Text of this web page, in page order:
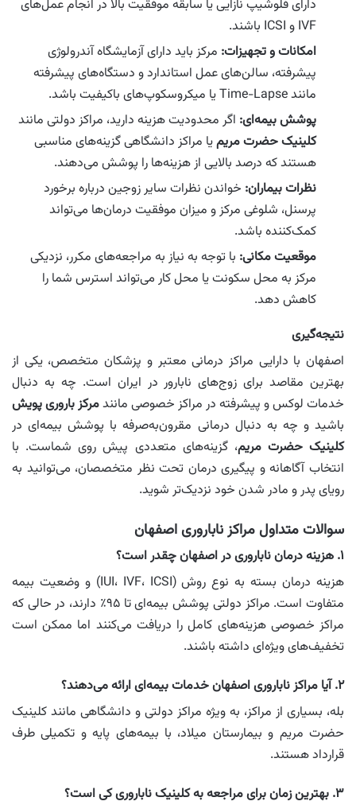
دارای فلوشیپ نازایی یا سابقه موفقیت بالا در انجام عمل‌های
IVF و ICSI باشند.
امکانات و تجهیزات: مرکز باید دارای آزمایشگاه آندرولوژی
پیشرفته، سالن‌های عمل استاندارد و دستگاه‌های پیشرفته
مانند Time-Lapse یا میکروسکوپ‌های باکیفیت باشد.
پوشش بیمه‌ای: اگر محدودیت هزینه دارید، مراکز دولتی مانند
کلینیک حضرت مریمیا مراکز دانشگاهی گزینه‌های مناسبی
هستند که درصد بالایی از هزینه‌ها را پوشش می‌دهند.
نظرات بیماران: خواندن نظرات سایر زوجین درباره برخورد
پرسنل، شلوغی مرکز و میزان موفقیت درمان‌ها می‌تواند
کمک‌کننده باشد.
موقعیت مکانی: با توجه به نیاز به مراجعه‌های مکرر، نزدیکی
مرکز به محل سکونت یا محل کار می‌تواند استرس شما را
کاهش دهد.
نتیجه‌گیری
اصفهان با دارایی مراکز درمانی معتبر و پزشکان متخصص، یکی از
بهترین مقاصد برای زوج‌های نابارور در ایران است. چه به دنبال
خدمات لوکس و پیشرفته در مراکز خصوصی مانندمرکز باروری پویش
باشید و چه به دنبال درمانی مقرون‌به‌صرفه با پوشش بیمه‌ای در
کلینیک حضرت مریم، گزینه‌های متعددی پیش روی شماست. با
انتخاب آگاهانه و پیگیری درمان تحت نظر متخصصان، می‌توانید به
رویای پدر و مادر شدن خود نزدیک‌تر شوید.
سوالات متداول مراکز ناباروری اصفهان
۱. هزینه درمان ناباروری در اصفهان چقدر است؟
هزینه درمان بسته به نوع روش (IUI، IVF، ICSI) و وضعیت بیمه
متفاوت است. مراکز دولتی پوشش بیمه‌ای تا ۹۵٪ دارند، در حالی که
مراکز خصوصی هزینه‌های کامل را دریافت می‌کنند اما ممکن است
تخفیف‌های ویژه‌ای داشته باشند.
۲. آیا مراکز ناباروری اصفهان خدمات بیمه‌ای ارائه می‌دهند؟
بله، بسیاری از مراکز، به ویژه مراکز دولتی و دانشگاهی مانند کلینیک
حضرت مریم و بیمارستان میلاد، با بیمه‌های پایه و تکمیلی طرف
قرارداد هستند.
۳. بهترین زمان برای مراجعه به کلینیک ناباروری کی است؟